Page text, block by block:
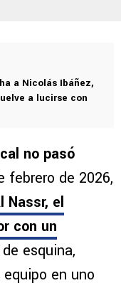
a Nicolás Ibáñez,
a lucirse con
no pasó
febrero de 2026,
Nassr, el
con un
esquina,
en uno